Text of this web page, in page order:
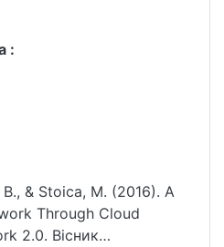
:
& Stoica, M. (2016). A
Through Cloud
2.0. Вісник